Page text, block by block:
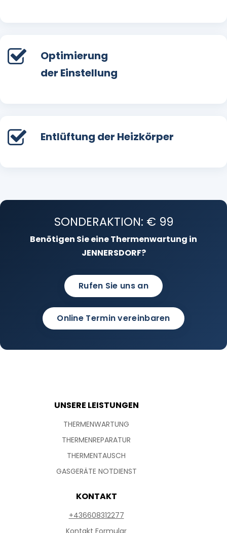
Optimierung
der Einstellung
Entlüftung der Heizkörper
SONDERAKTION: € 99
Benötigen Sie eine Thermenwartung in
JENNERSDORF?
Rufen Sie uns an
Online Termin vereinbaren
UNSERE LEISTUNGEN
THERMENWARTUNG
THERMENREPARATUR
THERMENTAUSCH
GASGERÄTE NOTDIENST
KONTAKT
+436608312277